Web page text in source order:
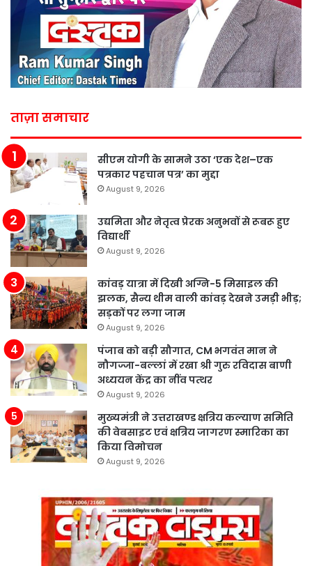
ताज़ा समाचार
सीएम योगी के सामने उठा ‘एक देश–एक
पत्रकार पहचान पत्र’ का मुद्दा
August 9, 2026
उद्यमिता और नेतृत्व प्रेरक अनुभवों से रूबरू हुए
विद्यार्थी
August 9, 2026
कांवड़ यात्रा में दिखी अग्नि-5 मिसाइल की
झलक, सैन्य थीम वाली कांवड़ देखने उमड़ी भीड़;
सड़कों पर लगा जाम
August 9, 2026
पंजाब को बड़ी सौगात, CM भगवंत मान ने
नौगज्जा-बल्लां में रखा श्री गुरु रविदास बाणी
अध्ययन केंद्र का नींव पत्थर
August 9, 2026
मुख्यमंत्री ने उत्तराखण्ड क्षत्रिय कल्याण समिति
की वेबसाइट एवं क्षत्रिय जागरण स्मारिका का
किया विमोचन
August 9, 2026